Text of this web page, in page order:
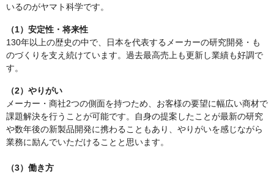
いるのがヤマト科学です。
（1）安定性・将来性
130年以上の歴史の中で、日本を代表するメーカーの研究開発・も
のづくりを支え続けています。過去最高売上も更新し業績も好調で
す。
（2）やりがい
メーカー・商社2つの側面を持つため、お客様の要望に幅広い商材で
課題解決を行うことが可能です。自身の提案したことが最新の研究
や数年後の新製品開発に携わることもあり、やりがいを感じながら
業務に励んでいただけることと思います。
（3）働き方